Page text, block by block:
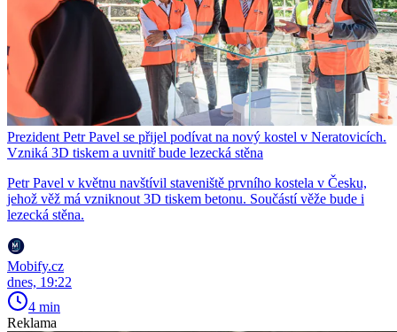
Prezident Petr Pavel se přijel podívat na nový kostel v Neratovicích.
Vzniká 3D tiskem a uvnitř bude lezecká stěna
Petr Pavel v květnu navštívil staveniště prvního kostela v Česku,
jehož věž má vzniknout 3D tiskem betonu. Součástí věže bude i
lezecká stěna.
Mobify.cz
dnes, 19:22
4 min
Reklama